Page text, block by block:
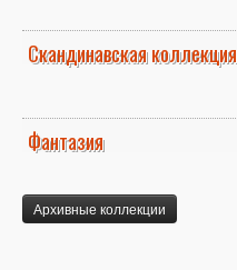
Скандинавская коллекция
Фантазия
Архивные коллекции